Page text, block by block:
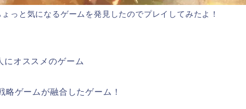
っと気になるゲームを発見したのでプレイしてみたよ！
にオススメのゲーム
略ゲームが融合したゲーム！